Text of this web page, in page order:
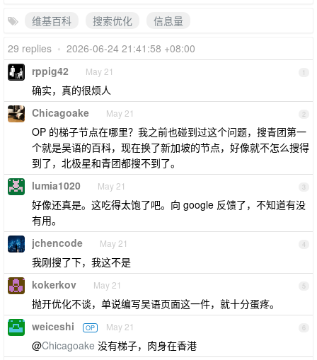
维基百科 搜索优化
信息量
29 replies • 2026-06-24 21:41:58 +08:00
1
rppig42 May 21
确实，真的很烦人
2
Chicagoake May 21
OP 的梯子节点在哪里？我之前也碰到过这个问题，搜青团第一
个就是吴语的百科，现在换了新加坡的节点，好像就不怎么搜得
到了，北极星和青团都搜不到了。
3
lumia1020 May 21
好像还真是。这吃得太饱了吧。向 google 反馈了，不知道有没
有用。
4
jchencode May 21
我刚搜了下，我这不是
5
kokerkov May 21
抛开优化不谈，单说编写吴语页面这一件，就十分蛋疼。
6
weiceshi OP May 21
@Chicagoake 没有梯子，肉身在香港